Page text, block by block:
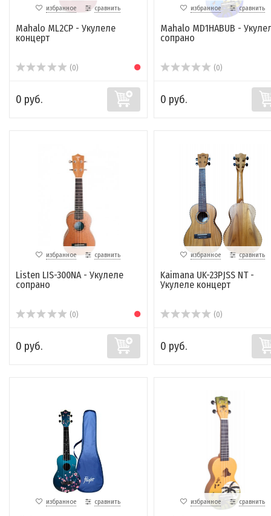
избранное сравнить
Mahalo ML2CP - Укулеле
концерт
(0)
0 руб.
избранное сравнить
Mahalo MD1HABUB -
сопрано
(0)
0 руб.
избранное сравнить
Listen LIS-300NA - Укулеле
сопрано
(0)
0 руб.
избранное сравнить
Kaimana UK-23PJSS NT -
Укулеле концерт
(0)
0 руб.
избранное сравнить избранное сравнить